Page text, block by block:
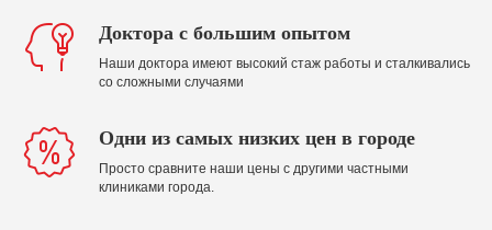
Доктора с большим опытом
Наши доктора имеют высокий стаж работы и сталкивались
со сложными случаями
Одни из самых низких цен в городе
Просто сравните наши цены с другими частными
клиниками города.